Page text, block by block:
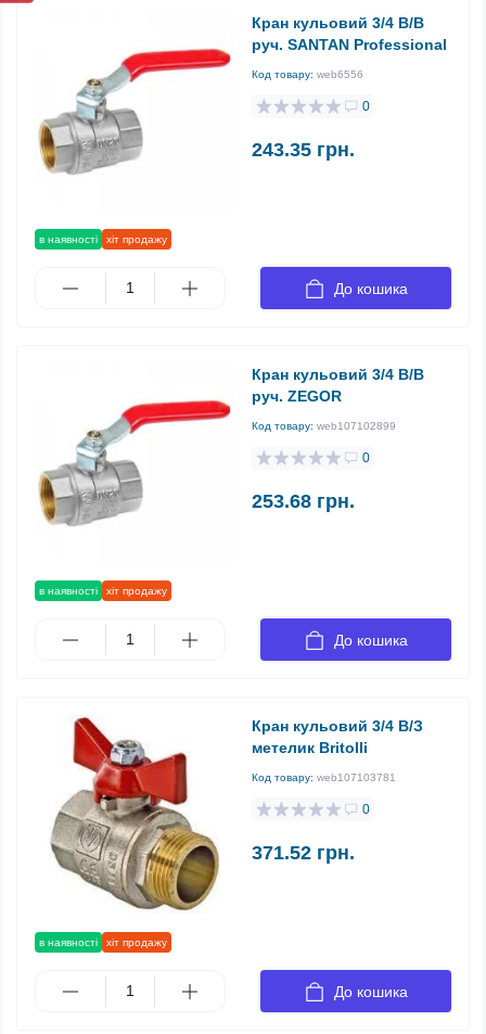
в наявності хіт продажу
Кран кульовий 3/4 В/В
руч. SANTAN Professional
Код товару: web6556
0
243.35 грн.
До кошика
в наявності хіт продажу
Кран кульовий 3/4 В/В
руч. ZEGOR
Код товару: web107102899
0
253.68 грн.
До кошика
в наявності хіт продажу
Кран кульовий 3/4 В/З
метелик Britolli
Код товару: web107103781
0
371.52 грн.
До кошика